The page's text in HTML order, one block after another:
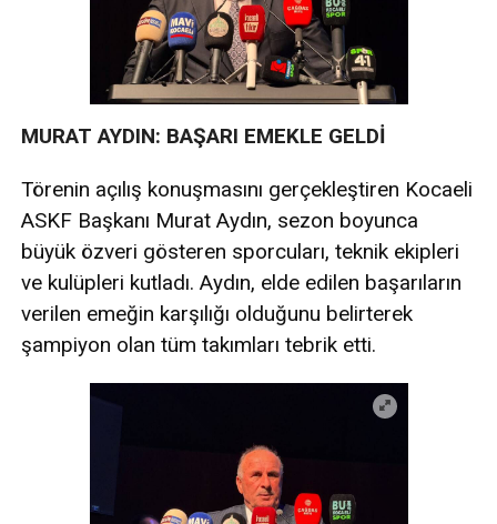
MURAT AYDIN: BAŞARI EMEKLE GELDİ
Törenin açılış konuşmasını gerçekleştiren Kocaeli
ASKF Başkanı Murat Aydın, sezon boyunca
büyük özveri gösteren sporcuları, teknik ekipleri
ve kulüpleri kutladı. Aydın, elde edilen başarıların
verilen emeğin karşılığı olduğunu belirterek
şampiyon olan tüm takımları tebrik etti.